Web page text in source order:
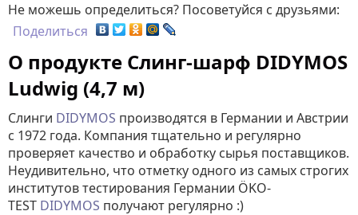
Не можешь определиться? Посоветуйся с друзьями:
Поделиться
О продукте Слинг-шарф DIDYMOS
Ludwig (4,7 м)
Слинги DIDYMOS производятся в Германии и Австрии
с 1972 года. Компания тщательно и регулярно
проверяет качество и обработку сырья поставщиков.
Неудивительно, что отметку одного из самых строгих
институтов тестирования Германии ÖKO-
TEST DIDYMOS получают регулярно :)